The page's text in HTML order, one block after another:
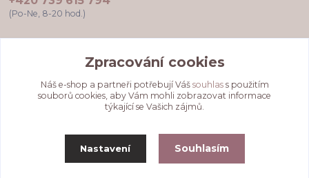
(Po-Ne, 8-20 hod.)
Upravit sběr cookies.
Zpracování cookies
Náš e-shop a partneři potřebují Váš souhlass použitím
souborů cookies, aby Vám mohli zobrazovat informace
týkající se Vašich zájmů.
Nastavení Souhlasím